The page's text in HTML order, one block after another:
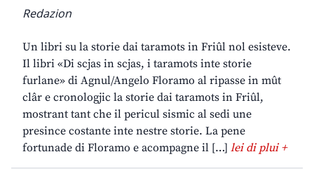
Redazion
Un libri su la storie dai taramots in Friûl nol esisteve.
Il libri «Di scjas in scjas, i taramots inte storie
furlane» di Agnul/Angelo Floramo al ripasse in mût
clâr e cronologjic la storie dai taramots in Friûl,
mostrant tant che il pericul sismic al sedi une
presince costante inte nestre storie. La pene
fortunade di Floramo e acompagne il […] lei di plui +